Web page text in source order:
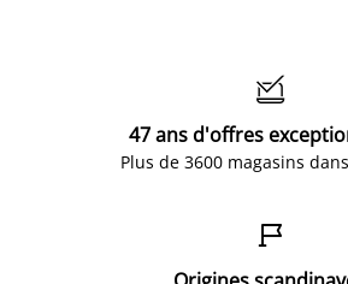

47 ans d'offres
Plus de 3600 magasins
